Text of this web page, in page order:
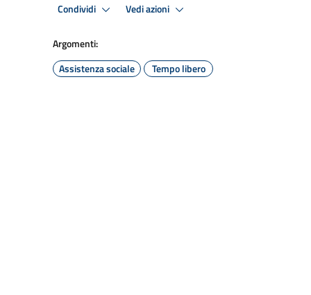
Condividi Vedi azioni
Argomenti:
Assistenza sociale
Tempo libero